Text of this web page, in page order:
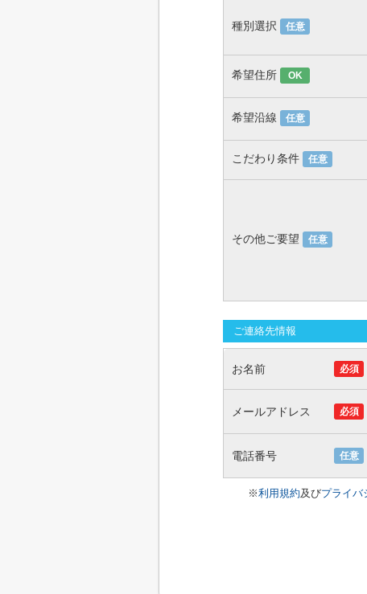
種別選択 任意
希望住所 OK
希望沿線 任意
こだわり条件 任意
その他ご要望 任意
ご連絡先情報
お名前 必須
メールアドレス 必須
電話番号 任意
※利用規約及びプライバ